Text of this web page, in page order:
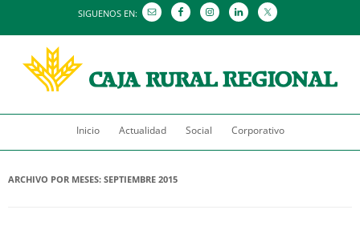
SIGUENOS EN:
Saltar
al
Inicio Actualidad Social Corporativo
ARCHIVO POR MESES: SEPTIEMBRE 2015